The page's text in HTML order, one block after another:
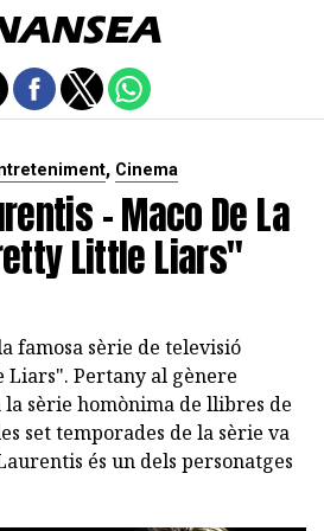
, Cinema
- Maco De La
Little Liars"
famosa sèrie de televisió
Pertany al gènere
la sèrie homònima de llibres de
set temporades de la sèrie va
és un dels personatges